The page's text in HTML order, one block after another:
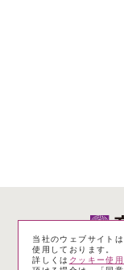
当社のウェブサイト
使用しております。
詳しくは クッキー使
個人情報保護